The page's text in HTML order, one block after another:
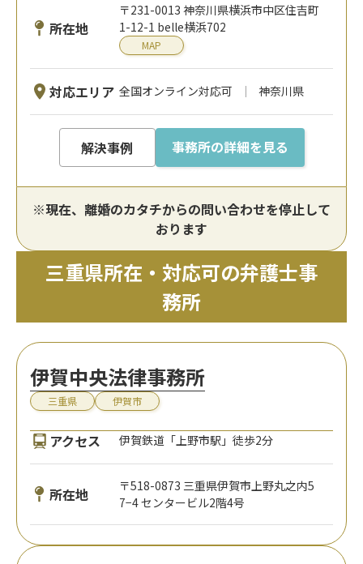
所在地
〒231-0013 神奈川県横浜市中区住吉町
1-12-1 belle横浜702
MAP
対応エリア 全国オンライン対応可 神奈川県
解決事例 事務所の詳細を見る
※現在、離婚のカタチからの問い合わせを停止して
おります
三重県所在・対応可の弁護士事
務所
伊賀中央法律事務所
三重県 伊賀市
アクセス 伊賀鉄道「上野市駅」徒歩2分
所在地
〒518-0873 三重県伊賀市上野丸之内5
7−4 センタービル2階4号